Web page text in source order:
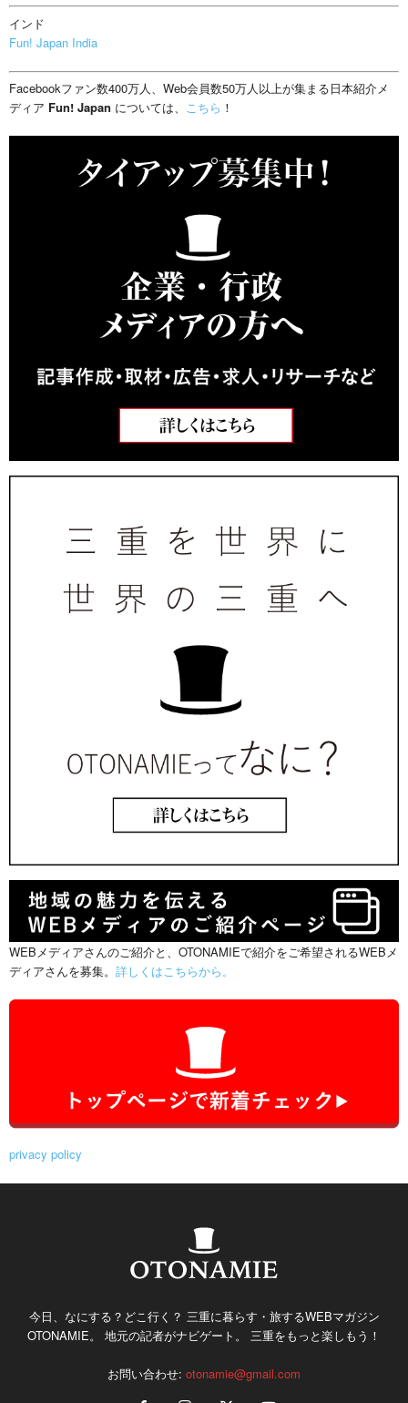
インド
Fun! Japan India
Facebookファン数400万人、Web会員数50万人以上が集まる日本紹介メ
ディア Fun! Japan については、 こちら ！
WEBメディアさんのご紹介と、OTONAMIEで紹介をご希望されるWEBメ
ディアさんを募集。 詳しくはこちらから。
privacy policy
今日、なにする？どこ行く？ 三重に暮らす・旅するWEBマガジン
OTONAMIE。 地元の記者がナビゲート。 三重をもっと楽しもう！
お問い合わせ: otonamie@gmail.com